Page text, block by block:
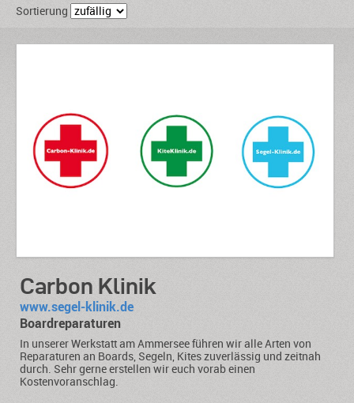
Sortierung
Carbon Klinik
www.segel-klinik.de
Boardreparaturen
In unserer Werkstatt am Ammersee führen wir alle Arten von
Reparaturen an Boards, Segeln, Kites zuverlässig und zeitnah
durch. Sehr gerne erstellen wir euch vorab einen
Kostenvoranschlag.